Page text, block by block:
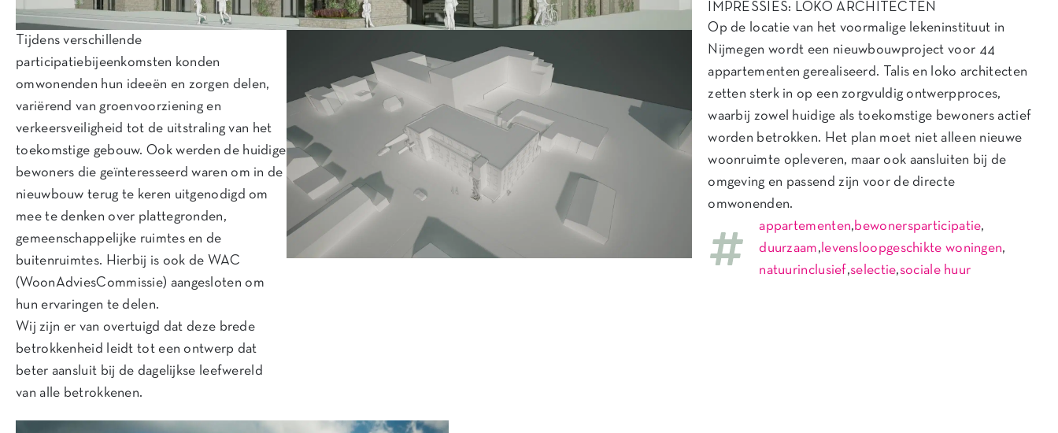
Tijdens verschillende
participatiebijeenkomsten konden
omwonenden hun ideeën en zorgen delen,
variërend van groenvoorziening en
verkeersveiligheid tot de uitstraling van het
toekomstige gebouw. Ook werden de huidige
bewoners die geïnteresseerd waren om in de
nieuwbouw terug te keren uitgenodigd om
mee te denken over plattegronden,
gemeenschappelijke ruimtes en de
buitenruimtes. Hierbij is ook de WAC
(WoonAdviesCommissie) aangesloten om
hun ervaringen te delen.
Wij zijn er van overtuigd dat deze brede
betrokkenheid leidt tot een ontwerp dat
beter aansluit bij de dagelijkse leefwereld
van alle betrokkenen.
IMPRESSIES: LOKO ARCHITECTEN
Op de locatie van het voormalige lekeninstituut in
Nijmegen wordt een nieuwbouwproject voor 44
appartementen gerealiseerd. Talis en loko architecten
zetten sterk in op een zorgvuldig ontwerpproces,
waarbij zowel huidige als toekomstige bewoners actief
worden betrokken. Het plan moet niet alleen nieuwe
woonruimte opleveren, maar ook aansluiten bij de
omgeving en passend zijn voor de directe
omwonenden.
appartementen,bewonersparticipatie,
duurzaam, levensloopgeschikte woningen,
natuurinclusief,selectie,sociale huur